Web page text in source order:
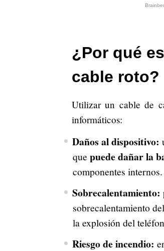
¿Por qué
cable roto?
Utilizar un cable de
informáticos:
Daños al dispositivo:
que puede dañar la
componentes internos.
Sobrecalentamiento:
sobrecalentamiento
la explosión del
Riesgo de incendio: